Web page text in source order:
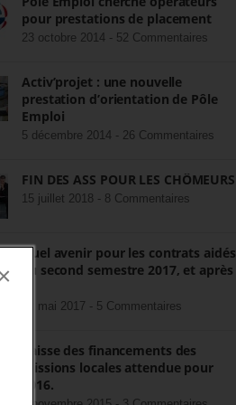
pour prestations de placement
23 octobre 2014 - 52 Commentaires
Activ’projet : une nouvelle
prestation d’orientation de Pôle
Emploi
5 décembre 2014 - 26 Commentaires
FIN DES ASS POUR LES CHÔMEURS
15 juillet 2018 - 8 Commentaires
Quel avenir pour les contrats aidés
au second semestre 2017, et après
22 mai 2017 - 5 Commentaires
Baisse des financements des
missions locales attendue pour
2016.